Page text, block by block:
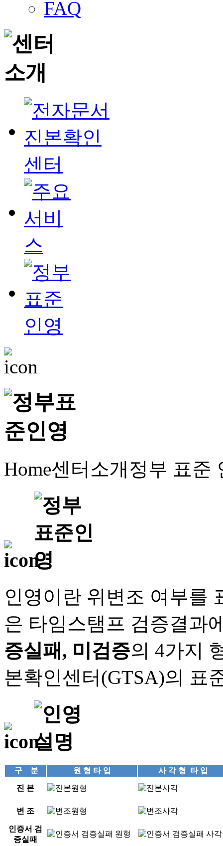
Home센터소개정부 표준
인영이란 위변조 여부를
은 타임스탬프 검증결과
증실패, 미검증의 4가지
본확인센터(GTSA)의 표
구 분 원 형 타 입 사 각 형 타 입
진 본
변 조
인증서 검
증실패